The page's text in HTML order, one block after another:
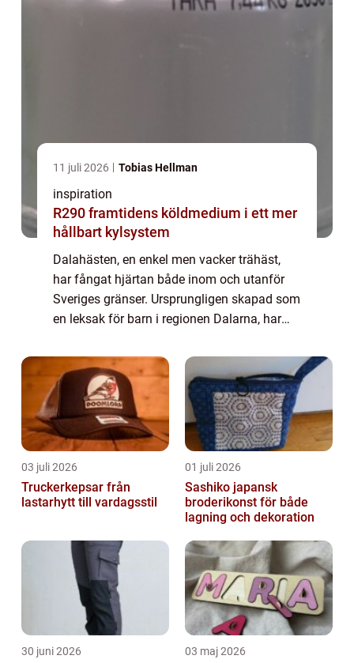
11 juli 2026 Tobias Hellman
inspiration
R290 framtidens köldmedium i ett mer
hållbart kylsystem
Dalahästen, en enkel men vacker trähäst,
har fångat hjärtan både inom och utanför
Sveriges gränser. Ursprungligen skapad som
en leksak för barn i regionen Dalarna, har
03 juli 2026
Truckerkepsar från
lastarhytt till vardagsstil
01 juli 2026
Sashiko japansk
broderikonst för både
lagning och dekoration
30 juni 2026 03 maj 2026